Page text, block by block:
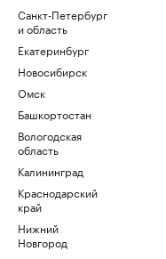
Санкт-Петербург
и область
Екатеринбург
Новосибирск
Омск
Башкортостан
Вологодская
область
Калининград
Краснодарский
край
Нижний
Новгород